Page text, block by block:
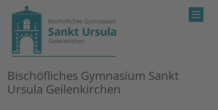
Zum Inhalt springen
Bischöfliches Gymnasium Sankt
Ursula Geilenkirchen